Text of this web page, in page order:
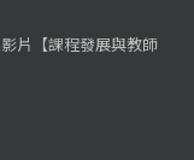
片【課程發展與教師